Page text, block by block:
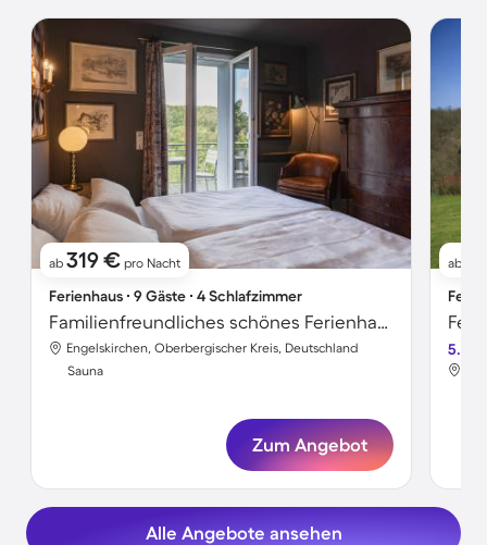
ab 319 € pro Nacht
Ferienhaus ∙ 9 Gäste ∙ 4 Schlafzimmer
Familienfreundliches schönes Ferienhaus mit Garten, Sauna und Terrasse | Gartenblick
Engelskirchen, Oberbergischer Kreis, Deutschland
Sauna
Zum Angebot
ab
5.0
Alle Angebote ansehen